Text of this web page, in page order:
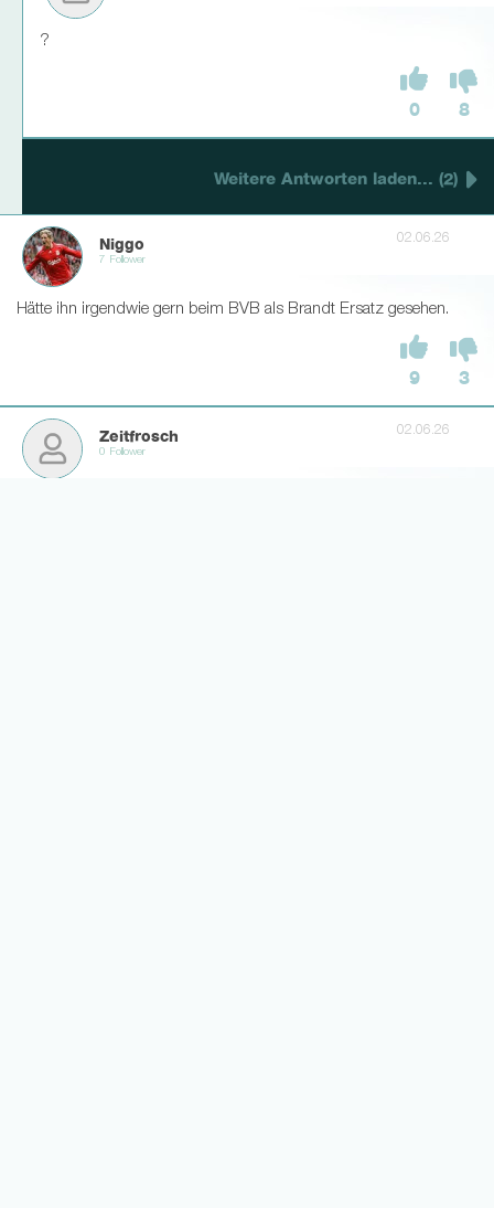
?
0 8
Weitere Antworten laden... (2)
Niggo
7 Follower
02.06.26
Hätte ihn irgendwie gern beim BVB als Brandt Ersatz gesehen.
9 3
Zeitfrosch
0 Follower
02.06.26